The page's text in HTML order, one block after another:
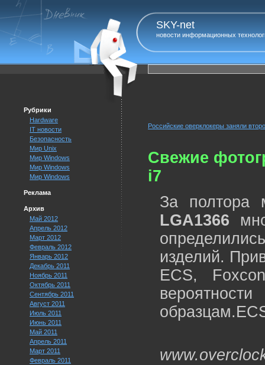
SKY-net
новости информационных
Рубрики
Hardware
IT новости
Безопасность
Мир Unix
Мир Windows
Мир Windows
Мир Windows
Реклама
Архив
Май 2012
Апрель 2012
Март 2012
Февраль 2012
Январь 2012
Декабрь 2011
Ноябрь 2011
Октябрь 2011
Сентябрь 2011
Август 2011
Июль 2011
Июнь 2011
Май 2011
Апрель 2011
Март 2011
Февраль 2011
Российские оверклокеры заняли
Свежие
i7
За полтора
LGA1366
изделий.
ECS,